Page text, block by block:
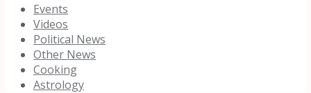
Events
Videos
Political News
Other News
Cooking
Astrology